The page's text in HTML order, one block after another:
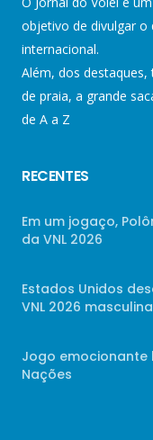
objetivo de divulgar o
internacional.
Além, dos
de praia, a grande
de A a Z
RECENTES
Em um jogaço,
da VNL 2026
Estados Unidos
VNL 2026 masculina
Jogo emocionante
Nações